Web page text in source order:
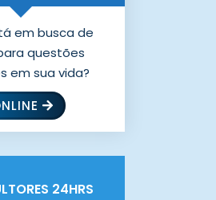
em busca de
questões
em sua vida?
24HRS